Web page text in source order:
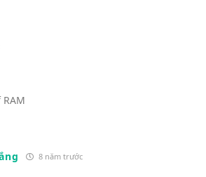
RAM
8 năm trước